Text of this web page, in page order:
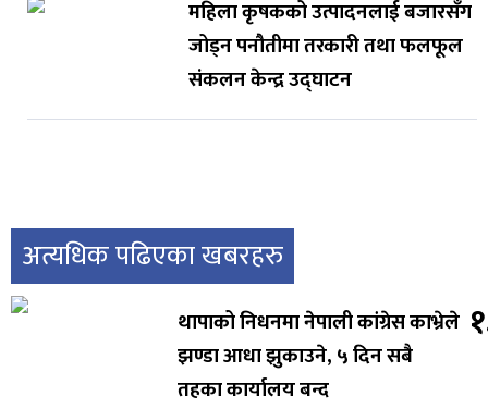
महिला कृषकको उत्पादनलाई बजारसँग
जोड्न पनौतीमा तरकारी तथा फलफूल
संकलन केन्द्र उद्घाटन
अत्यधिक पढिएका खबरहरु
थापाको निधनमा नेपाली कांग्रेस काभ्रेले
झण्डा आधा झुकाउने, ५ दिन सबै
तहका कार्यालय बन्द